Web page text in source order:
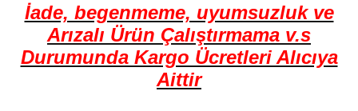
İade, begenmeme, uyumsuzluk ve
Arızalı Ürün Çalıştırmama v.s
Durumunda Kargo Ücretleri Alıcıya
Aittir